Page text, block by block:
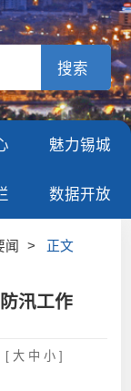
魅力锡城
数据开放
闻 > 正文
汛工作
[ 大 中 小]